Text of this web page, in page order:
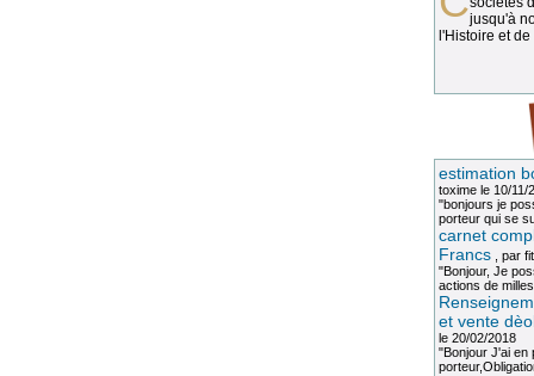
jusqu'à
l'Histoire et
estimation
toximele 10/11/
"bonjours je
porteur qui se
carnet
Francs, par
"Bonjour, Je
actions de
et vente
le 20/02/2018
"Bonjour J'ai en